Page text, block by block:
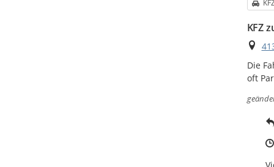
KFZ
Ort
Die
oft